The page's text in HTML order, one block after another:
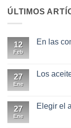
ÚLTIMOS
12
Feb
En las
en
En
extremas
0W20
27
Ene
Los
en
Los
27
Ene
Elegir el